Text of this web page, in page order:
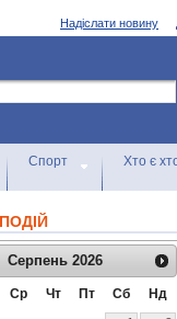
Надіслати новину
Спорт Хто є
Серпень 2026
Ср Чт Пт Сб
Нд